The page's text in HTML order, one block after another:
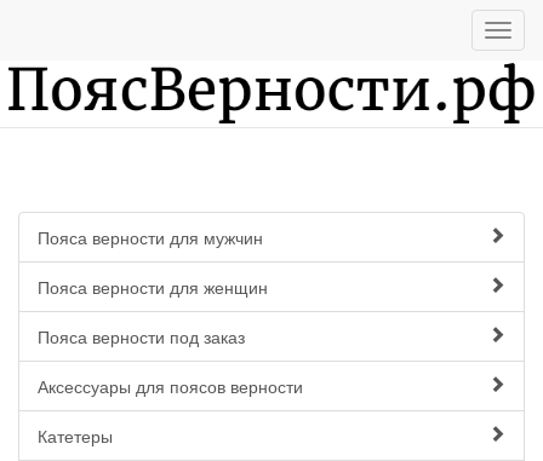
Пояса верности для мужчин
Пояса верности для женщин
Пояса верности под заказ
Аксессуары для поясов верности
Катетеры